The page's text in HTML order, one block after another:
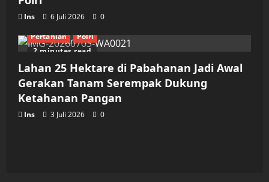
Ins 6 Juli 2026 0
2 minutes read
Pertanian Polri
Lahan 25 Hektare di Pabahanan Jadi Awal
Gerakan Tanam Serempak Dukung
Ketahanan Pangan
Ins 3 Juli 2026 0